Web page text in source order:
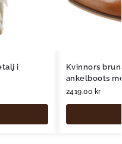
i
Kvinnors
ankelboots
2419.00 kr